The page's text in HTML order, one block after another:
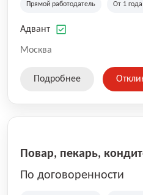
региональных клиентов.
Казахстана и Беларуси,
Прямой работодатель От 1
Адвант
Москва
Подробнее
Повар, пекарь,
По договоренности